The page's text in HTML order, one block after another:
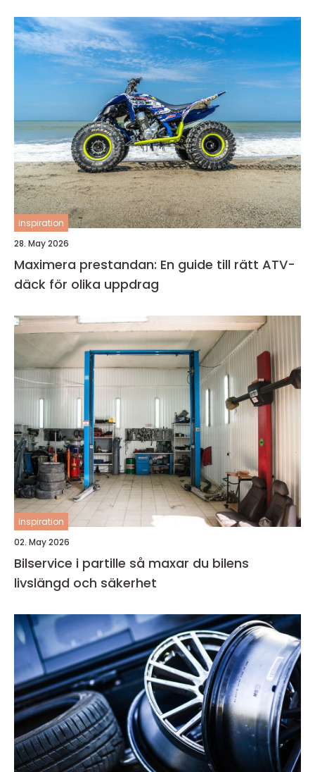
inspiration
28. May 2026
Maximera prestandan: En guide till rätt ATV-
däck för olika uppdrag
inspiration
02. May 2026
Bilservice i partille så maxar du bilens
livslängd och säkerhet